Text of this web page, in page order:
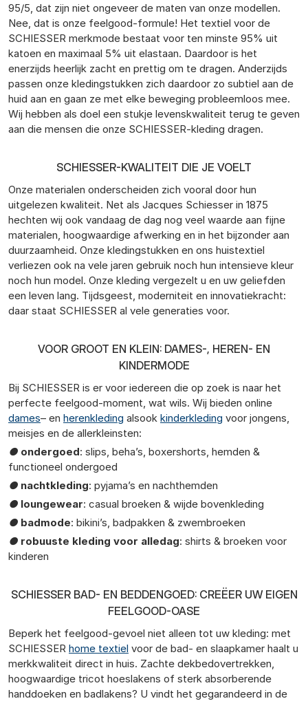
95/5, dat zijn niet ongeveer de maten van onze modellen.
Nee, dat is onze feelgood-formule! Het textiel voor de
SCHIESSER merkmode bestaat voor ten minste 95% uit
katoen en maximaal 5% uit elastaan. Daardoor is het
enerzijds heerlijk zacht en prettig om te dragen. Anderzijds
passen onze kledingstukken zich daardoor zo subtiel aan de
huid aan en gaan ze met elke beweging probleemloos mee.
Wij hebben als doel een stukje levenskwaliteit terug te geven
aan die mensen die onze SCHIESSER-kleding dragen.
SCHIESSER-KWALITEIT DIE JE VOELT
Onze materialen onderscheiden zich vooral door hun
uitgelezen kwaliteit. Net als Jacques Schiesser in 1875
hechten wij ook vandaag de dag nog veel waarde aan fijne
materialen, hoogwaardige afwerking en in het bijzonder aan
duurzaamheid. Onze kledingstukken en ons huistextiel
verliezen ook na vele jaren gebruik noch hun intensieve kleur
noch hun model. Onze kleding vergezelt u en uw geliefden
een leven lang. Tijdsgeest, moderniteit en innovatiekracht:
daar staat SCHIESSER al vele generaties voor.
VOOR GROOT EN KLEIN: DAMES-, HEREN- EN
KINDERMODE
Bij SCHIESSER is er voor iedereen die op zoek is naar het
perfecte feelgood-moment, wat wils. Wij bieden online
dames– en herenkleding alsook kinderkleding voor jongens,
meisjes en de allerkleinsten:
● ondergoed: slips, beha’s, boxershorts, hemden &
functioneel ondergoed
● nachtkleding: pyjama’s en nachthemden
● loungewear: casual broeken & wijde bovenkleding
● badmode: bikini’s, badpakken & zwembroeken
● robuuste kleding voor alledag: shirts & broeken voor
kinderen
SCHIESSER BAD- EN BEDDENGOED: CREËER UW EIGEN
FEELGOOD-OASE
Beperk het feelgood-gevoel niet alleen tot uw kleding: met
SCHIESSER home textiel voor de bad- en slaapkamer haalt u
merkkwaliteit direct in huis. Zachte dekbedovertrekken,
hoogwaardige tricot hoeslakens of sterk absorberende
handdoeken en badlakens? U vindt het gegarandeerd in de